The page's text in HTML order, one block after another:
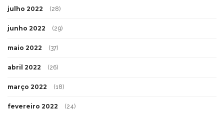
julho 2022 (28)
junho 2022 (29)
maio 2022 (37)
abril 2022 (26)
março 2022 (18)
fevereiro 2022 (24)